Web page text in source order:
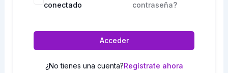
conectado
contraseña?
Acceder
¿No tienes una cuenta?Regístrate ahora